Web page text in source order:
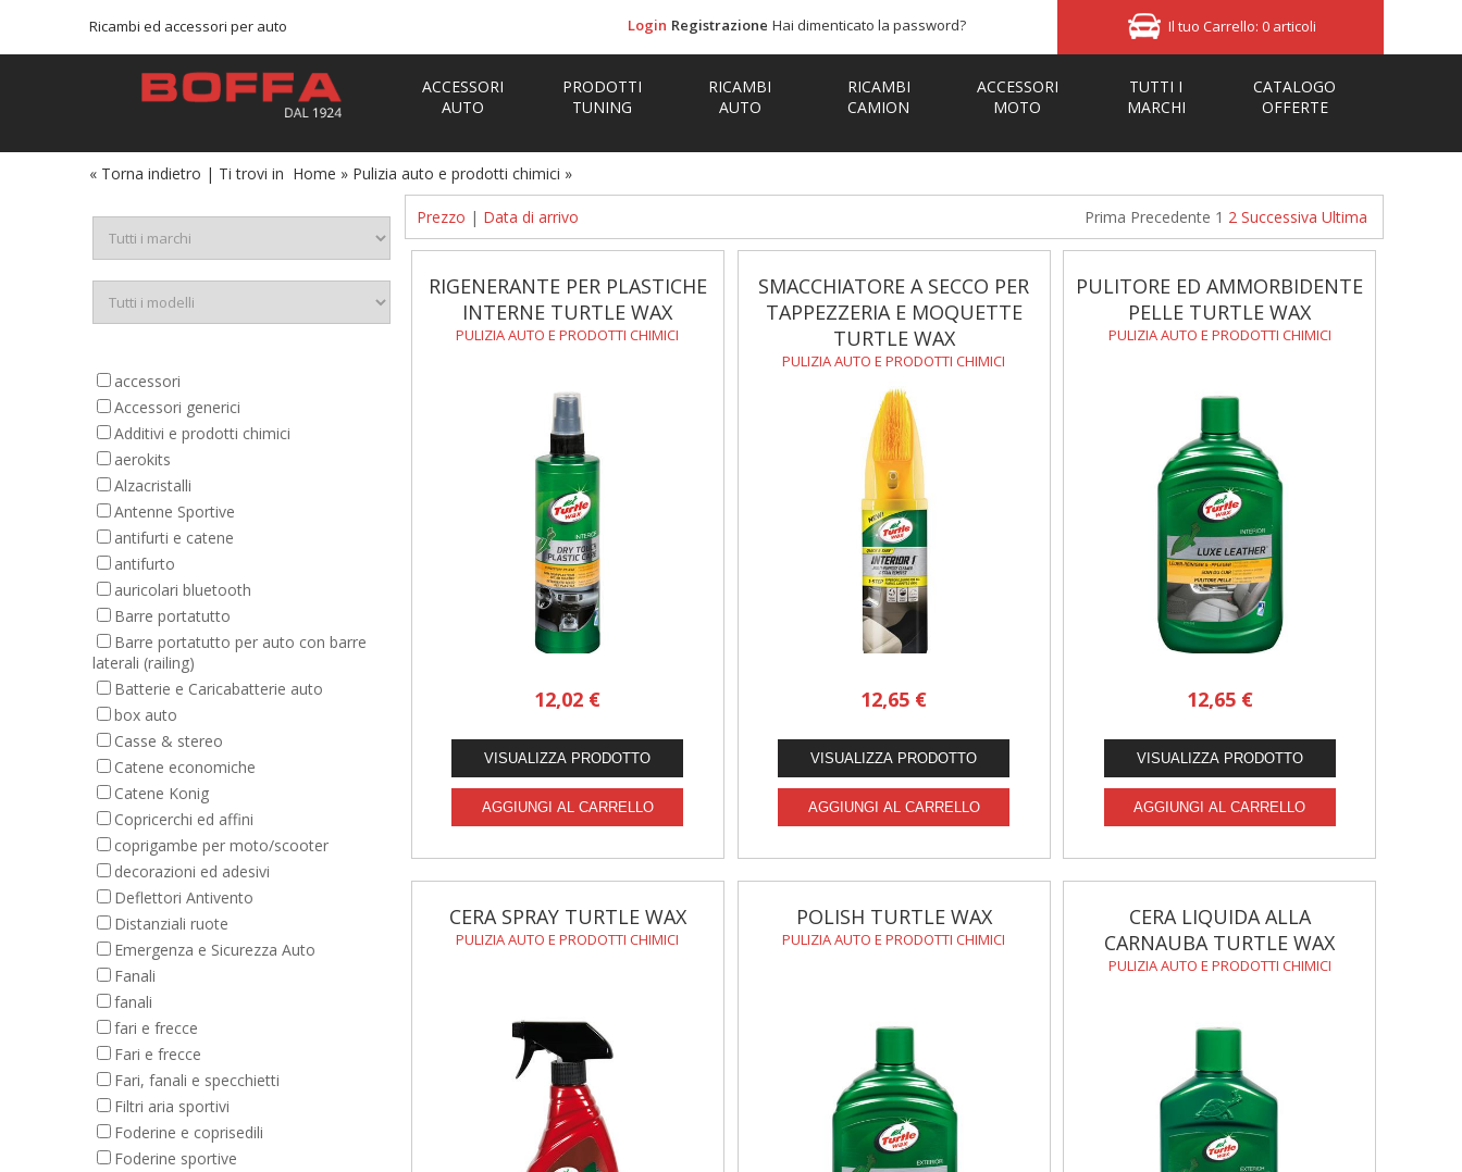
Ricambi ed accessori per auto Login Registrazione Hai dimenticato la password? Il tuo Carrello: 0 articoli
ACCESSORI
AUTO
PRODOTTI
TUNING
RICAMBI
AUTO
RICAMBI
CAMION
ACCESSORI
MOTO
TUTTI I
MARCHI
CATALOGO
OFFERTE
« Torna indietro | Ti trovi in Home » Pulizia auto e prodotti chimici »
accessori
Accessori generici
Additivi e prodotti chimici
aerokits
Alzacristalli
Antenne Sportive
antifurti e catene
antifurto
auricolari bluetooth
Barre portatutto
Barre portatutto per auto con barre
laterali (railing)
Batterie e Caricabatterie auto
box auto
Casse & stereo
Catene economiche
Catene Konig
Copricerchi ed affini
coprigambe per moto/scooter
decorazioni ed adesivi
Deflettori Antivento
Distanziali ruote
Emergenza e Sicurezza Auto
Fanali
fanali
fari e frecce
Fari e frecce
Fari, fanali e specchietti
Filtri aria sportivi
Foderine e coprisedili
Foderine sportive
Prezzo | Data di arrivo Prima Precedente 1 2 Successiva Ultima
RIGENERANTE PER PLASTICHE
INTERNE TURTLE WAX
PULIZIA AUTO E PRODOTTI CHIMICI
12,02 €
SMACCHIATORE A SECCO PER
TAPPEZZERIA E MOQUETTE
TURTLE WAX
PULIZIA AUTO E PRODOTTI CHIMICI
12,65 €
PULITORE ED AMMORBIDENTE
PELLE TURTLE WAX
PULIZIA AUTO E PRODOTTI CHIMICI
12,65 €
CERA SPRAY TURTLE WAX
PULIZIA AUTO E PRODOTTI CHIMICI
POLISH TURTLE WAX
PULIZIA AUTO E PRODOTTI CHIMICI
CERA LIQUIDA ALLA
CARNAUBA TURTLE WAX
PULIZIA AUTO E PRODOTTI CHIMICI